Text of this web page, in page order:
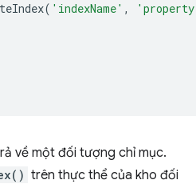
( 'indexName' ,
về một đối tượng chỉ mục.
trên thực thể của kho đối